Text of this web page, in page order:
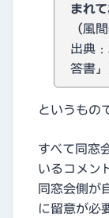
まれ
（風
出典
答書」
というもの
すべて同窓
いるコメン
同窓会側が
に留意が必